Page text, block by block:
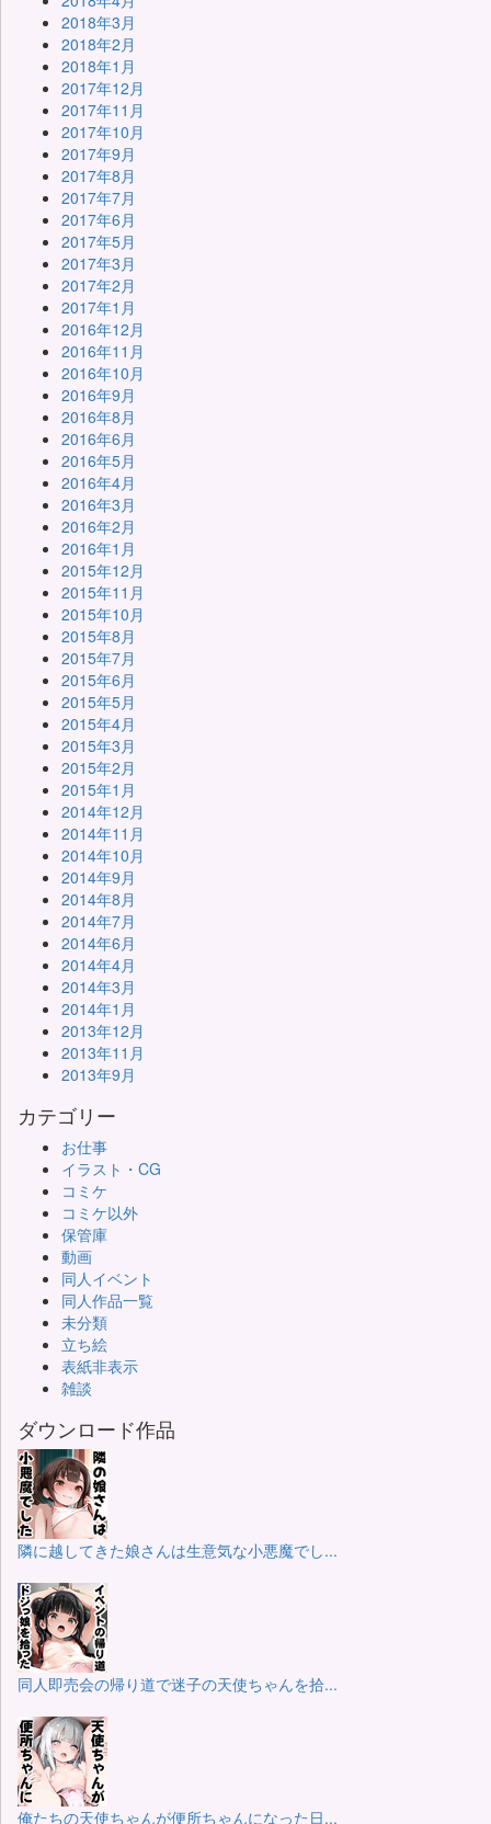
2018年3月
2018年2月
2018年1月
2017年12月
2017年11月
2017年10月
2017年9月
2017年8月
2017年7月
2017年6月
2017年5月
2017年3月
2017年2月
2017年1月
2016年12月
2016年11月
2016年10月
2016年9月
2016年8月
2016年6月
2016年5月
2016年4月
2016年3月
2016年2月
2016年1月
2015年12月
2015年11月
2015年10月
2015年8月
2015年7月
2015年6月
2015年5月
2015年4月
2015年3月
2015年2月
2015年1月
2014年12月
2014年11月
2014年10月
2014年9月
2014年8月
2014年7月
2014年6月
2014年4月
2014年3月
2014年1月
2013年12月
2013年11月
2013年9月
カテゴリー
お仕事
イラスト・CG
コミケ
コミケ以外
保管庫
動画
同人イベント
同人作品一覧
未分類
立ち絵
表紙非表示
雑談
ダウンロード作品
隣に越してきた娘さんは生意気な小悪魔でし...
同人即売会の帰り道で迷子の天使ちゃんを拾...
俺たちの天使ちゃんが便所ちゃんになった日...